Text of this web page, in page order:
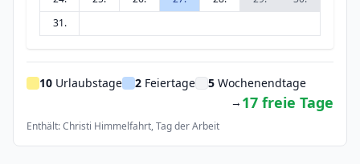
31.
10 Urlaubstage 2 Feiertage 5 Wochenendtage
→ 17 freie Tage
Enthält: Christi Himmelfahrt, Tag der Arbeit